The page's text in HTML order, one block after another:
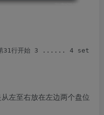
31行开始 3 ...... 4 set
左至右放在左边两个盘位